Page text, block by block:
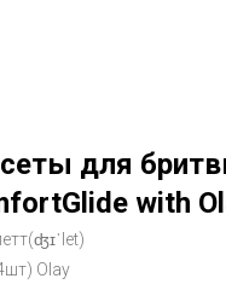
для
with
Olay